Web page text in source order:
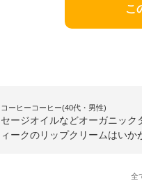
こ
コーヒーコーヒー(40代・男性)
セージオイルなどオーガニッ
ィークのリップクリームはいか
全